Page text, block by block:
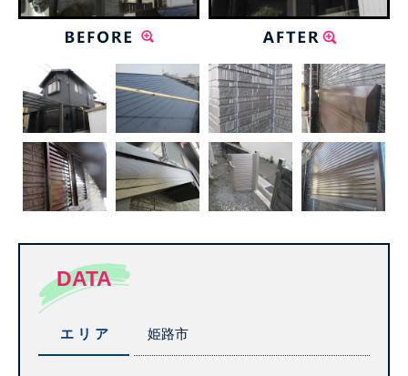
DATA
エ リ ア 姫路市